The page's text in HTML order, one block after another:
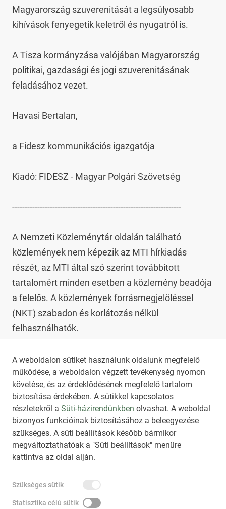
A weboldalon sütiket használunk oldalunk megfelelő
működése, a weboldalon végzett tevékenység nyomon
követése, és az érdeklődésének megfelelő tartalom
biztosítása érdekében. A sütikkel kapcsolatos
részletekről a Süti-házirendünkben olvashat. A weboldal
bizonyos funkcióinak biztosításához a beleegyezése
szükséges. A süti beállítások később bármikor
megváltoztathatóak a "Süti beállítások" menüre
kattintva az oldal alján.
Szükséges sütik
Statisztika célú sütik
Magyarország szuverenitását a legsúlyosabb
kihívások fenyegetik keletről és nyugatról is.
A Tisza kormányzása valójában Magyarország
politikai, gazdasági és jogi szuverenitásának
feladásához vezet.
Havasi Bertalan,
a Fidesz kommunikációs igazgatója
Kiadó: FIDESZ - Magyar Polgári Szövetség
-------------------------------------------------------------------
A Nemzeti Közleménytár oldalán található
közlemények nem képezik az MTI hírkiadás
részét, az MTI által szó szerint továbbított
tartalomért minden esetben a közlemény beadója
a felelős. A közlemények forrásmegjelöléssel
(NKT) szabadon és korlátozás nélkül
felhasználhatók.
Az NKT szolgáltatással kapcsolatban további
információt az nkt@dunamsz.hu elektronikus
levelező címen kaphat.
HIRADO.HU MEDIAKLIKK.HU
M4SPORT.HU NEMZETISPORT.HU
NEMZETI KÖZLEMÉNYTÁR MEGRENDELÉS
AKADÁLYMENTESÍTÉSI NYILATKOZAT